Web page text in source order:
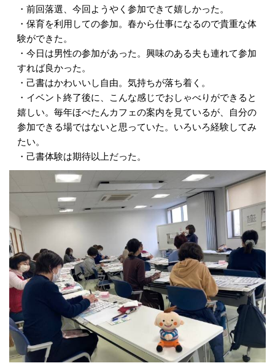
・前回落選、今回ようやく参加できて嬉しかった。
・保育を利用しての参加。春から仕事になるので貴重な体
験ができた。
・今日は男性の参加があった。興味のある夫も連れて参加
すれば良かった。
・己書はかわいいし自由。気持ちが落ち着く。
・イベント終了後に、こんな感じでおしゃべりができると
嬉しい。毎年ほぺたんカフェの案内を見ているが、自分の
参加できる場ではないと思っていた。いろいろ経験してみ
たい。
・己書体験は期待以上だった。